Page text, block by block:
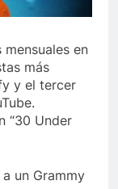
en
más
y el tercer
“30 Under
un Grammy